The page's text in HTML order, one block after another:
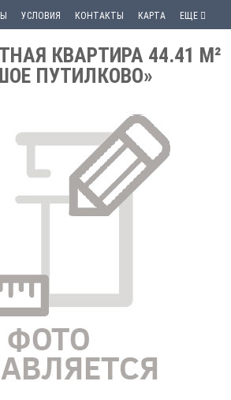
УСЛОВИЯ КОНТАКТЫ КАРТА ЕЩЕ
КВАРТИРА 44.41 М²
ПУТИЛКОВО»